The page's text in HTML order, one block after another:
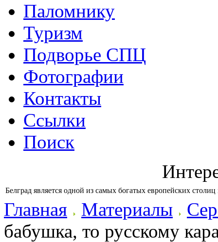
Паломнику
Туризм
Подворье СПЦ
Фотографии
Контакты
Ссылки
Поиск
Белград является одной из самых богатых европейских
Главная Материалы
бабушка, то русскому